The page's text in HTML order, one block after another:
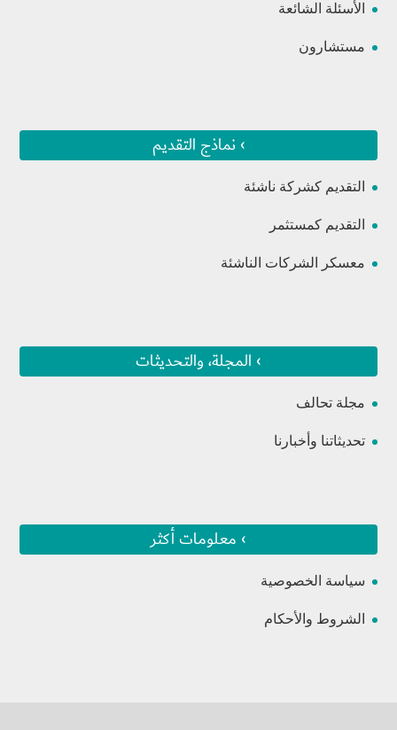
الأسئلة الشائعة
مستشارون
› نماذج التقديم
التقديم كشركة ناشئة
التقديم كمستثمر
معسكر الشركات الناشئة
› المجلة، والتحديثات
مجلة تحالف
تحديثاتنا وأخبارنا
› معلومات أكثر
سياسة الخصوصية
الشروط والأحكام